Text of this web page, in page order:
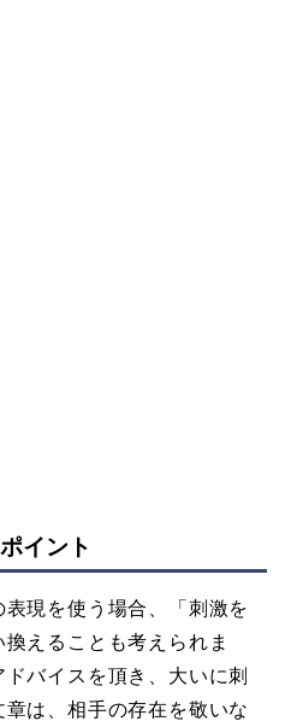
イント
現を使う場合、「刺激を
えることも考えられま
バイスを頂き、大いに刺
は、相手の存在を敬いな